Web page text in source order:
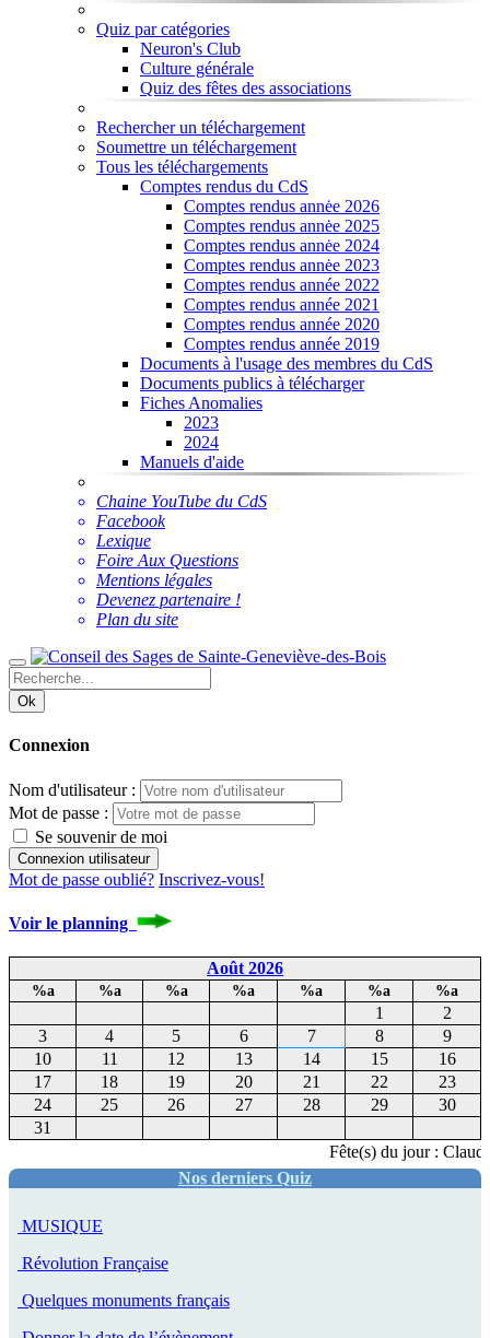
Quiz par catégories
Neuron's Club
Culture générale
Quiz des fêtes des associations
Rechercher un téléchargement
Soumettre un téléchargement
Tous les téléchargements
Comptes rendus du CdS
Comptes rendus annėe 2026
Comptes rendus annėe 2025
Comptes rendus annėe 2024
Comptes rendus annėe 2023
Comptes rendus année 2022
Comptes rendus année 2021
Comptes rendus année 2020
Comptes rendus année 2019
Documents à l'usage des membres du CdS
Documents publics à télécharger
Fiches Anomalies
2023
2024
Manuels d'aide
Chaine YouTube du CdS
Facebook
Lexique
Foire Aux Questions
Mentions légales
Devenez partenaire !
Plan du site
Ok
Connexion
Nom d'utilisateur :
Mot de passe :
Se souvenir de moi
Mot de passe oublié? Inscrivez-vous!
Voir le planning
Août 2026
%a %a %a %a %a %a %a
1
2
3
4 5 6 7 8
9
10
11 12 13 14 15
16
17
18 19 20 21 22
23
24
25 26 27 28 29
30
31
Fête(s) du jour :
Nos derniers Quiz
MUSIQUE
Révolution Française
Quelques monuments français